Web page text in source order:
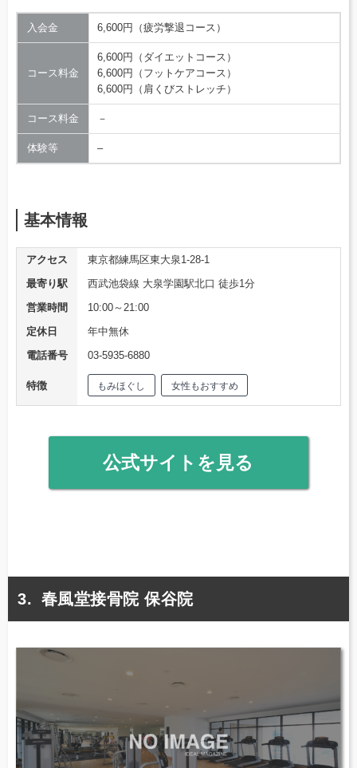
入会金 6,600円（疲労撃退コース）
コース料金
6,600円（ダイエットコース）
6,600円（フットケアコース）
6,600円（肩くびストレッチ）
コース料金 －
体験等 –
基本情報
アクセス
東京都練馬区東大泉1-28-1
最寄り駅
西武池袋線 大泉学園駅北口 徒歩1分
営業時間
10:00～21:00
定休日
年中無休
電話番号
03-5935-6880
特徴 もみほぐし 女性もおすすめ
公式サイトを見る
春風堂接骨院 保谷院